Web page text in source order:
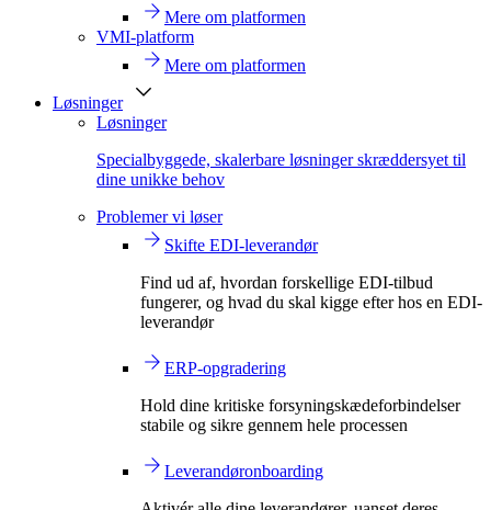
Mere om platformen
VMI-platform
Mere om platformen
Løsninger
Løsninger
Specialbyggede, skalerbare løsninger skræddersyet til
dine unikke behov
Problemer vi løser
Skifte EDI-leverandør
Find ud af, hvordan forskellige EDI-tilbud
fungerer, og hvad du skal kigge efter hos en EDI-
leverandør
ERP-opgradering
Hold dine kritiske forsyningskædeforbindelser
stabile og sikre gennem hele processen
Leverandøronboarding